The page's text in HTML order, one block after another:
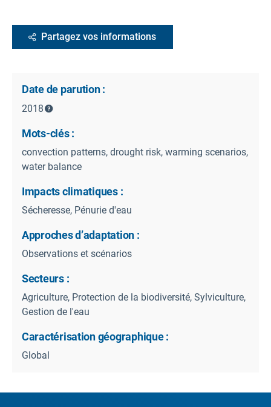
Partagez vos informations
Date de parution :
2018
Mots-clés :
convection patterns, drought risk, warming scenarios,
water balance
Impacts climatiques :
Sécheresse, Pénurie d'eau
Approches d’adaptation :
Observations et scénarios
Secteurs :
Agriculture, Protection de la biodiversité, Sylviculture,
Gestion de l'eau
Caractérisation géographique :
Global